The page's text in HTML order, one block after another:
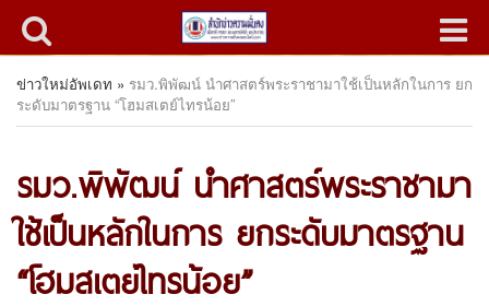
ข่าวใหม่อัพเดท » รมว.พิพัฒน์ นำศาสตร์พระราชามาใช้เป็นหลักในการ ยก
ระดับมาตรฐาน “โฮมสเตย์ไทรน้อย”
รมว.พิพัฒน์ นำศาสตร์พระราชามา
ใช้เป็นหลักในการ ยกระดับมาตรฐาน
“โฮมสเตย์ไทรน้อย”